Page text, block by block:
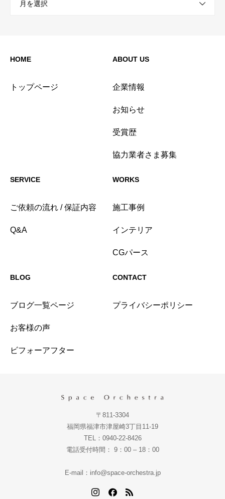
月を選択
HOME
トップページ
ABOUT US
企業情報
お知らせ
受賞歴
協力業者さま募集
SERVICE
ご依頼の流れ / 保証内容
Q&A
WORKS
施工事例
インテリア
CGパース
BLOG
ブログ一覧ページ
お客様の声
ビフォーアフター
CONTACT
プライバシーポリシー
〒811-3304
福岡県福津市津屋崎3丁目11-19
TEL：0940-22-8426
電話受付時間： 9：00 – 18：00
E-mail：info@space-orchestra.jp